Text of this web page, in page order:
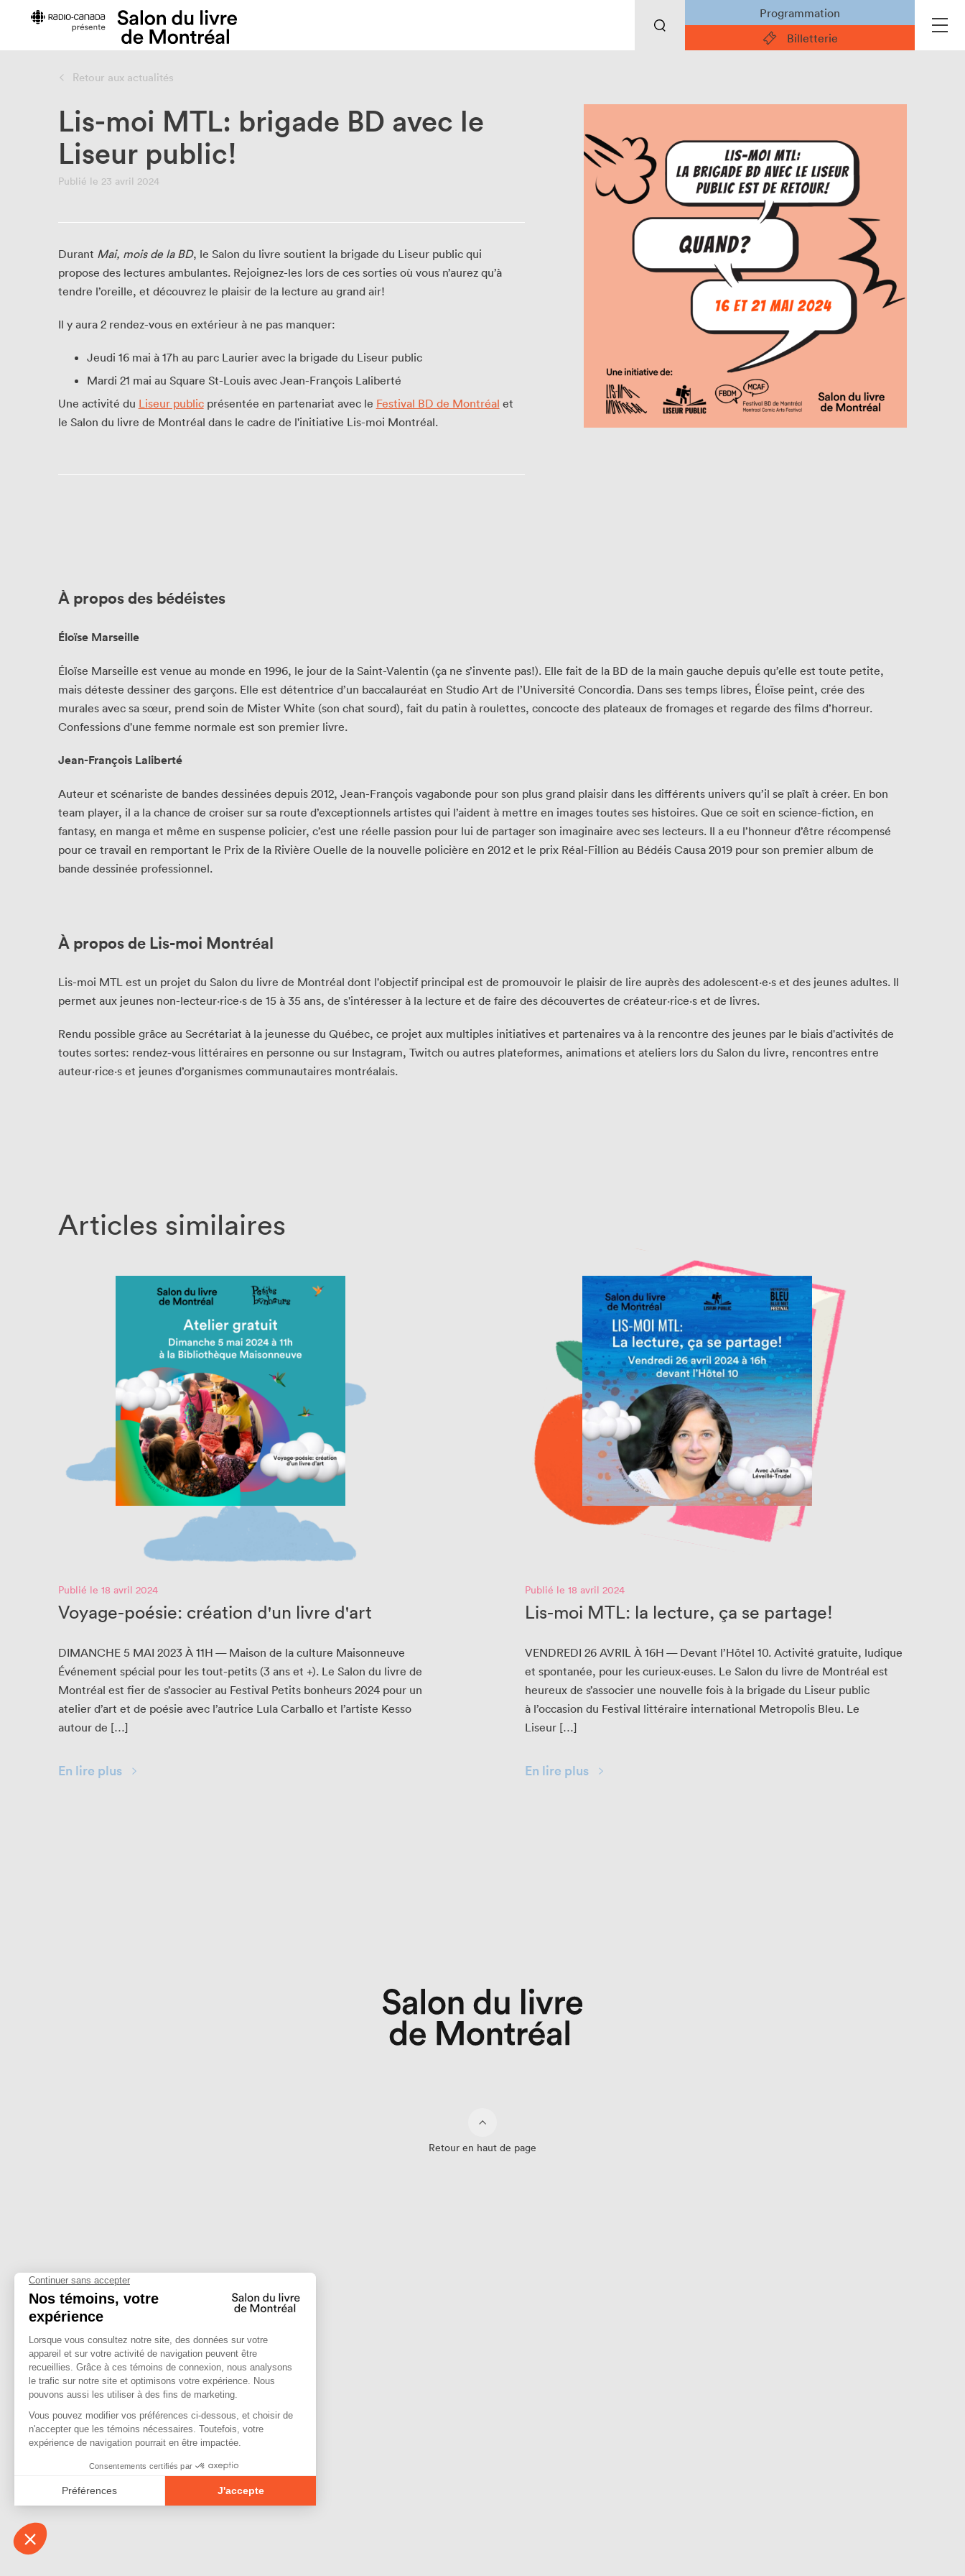
Billetterie
Programmation
À propos
Historique
Corporation
Retour en chiffres
Politique de prévention du
harcèlement
Prix Fleury-Mesplet
Le Salon dans tes oreilles
Les résidences du Salon
SLM PRO, volet professionnel
Merci à nos partenaires!
Devenir partenaire
Emplois
Espace des bénévoles
Espace des enseignant·e·s
Espace des exposant·e·s
Espace des professionnel·le·s
Médias
Projets partenaires 2024
Projets partenaires 2025
Que cherchez-vous?
Fermer
Retour aux actualités
Lis-moi MTL: brigade BD avec le
Liseur public!
Publié le 23 avril 2024
Durant Mai, mois de la BD, le Salon du livre soutient la brigade du Liseur public qui
propose des lectures ambulantes. Rejoignez-les lors de ces sorties où vous n’aurez qu’à
tendre l’oreille, et découvrez le plaisir de la lecture au grand air!
Il y aura 2 rendez-vous en extérieur à ne pas manquer:
Jeudi 16 mai à 17h au parc Laurier avec la brigade du Liseur public
Mardi 21 mai au Square St-Louis avec Jean-François Laliberté
Une activité du Liseur publicprésentée en partenariat avec le Festival BD de Montréal et
le Salon du livre de Montréal dans le cadre de l'initiative Lis-moi Montréal.
À propos des bédéistes
Éloïse Marseille
Éloïse Marseille est venue au monde en 1996, le jour de la Saint-Valentin (ça ne s’invente pas!). Elle fait de la BD de la main gauche depuis qu’elle est toute petite,
mais déteste dessiner des garçons. Elle est détentrice d’un baccalauréat en Studio Art de l’Université Concordia. Dans ses temps libres, Éloïse peint, crée des
murales avec sa sœur, prend soin de Mister White (son chat sourd), fait du patin à roulettes, concocte des plateaux de fromages et regarde des films d’horreur.
Confessions d'une femme normale est son premier livre.
Jean-François Laliberté
Auteur et scénariste de bandes dessinées depuis 2012, Jean-François vagabonde pour son plus grand plaisir dans les différents univers qu’il se plaît à créer. En bon
team player, il a la chance de croiser sur sa route d’exceptionnels artistes qui l’aident à mettre en images toutes ses histoires. Que ce soit en science-fiction, en
fantasy, en manga et même en suspense policier, c’est une réelle passion pour lui de partager son imaginaire avec ses lecteurs. Il a eu l’honneur d’être récompensé
pour ce travail en remportant le Prix de la Rivière Ouelle de la nouvelle policière en 2012 et le prix Réal-Fillion au Bédéis Causa 2019 pour son premier album de
bande dessinée professionnel.
À propos de Lis-moi Montréal
Lis-moi MTL est un projet du Salon du livre de Montréal dont l'objectif principal est de promouvoir le plaisir de lire auprès des adolescent·e·s et des jeunes adultes. Il
permet aux jeunes non-lecteur·rice·s de 15 à 35 ans, de s'intéresser à la lecture et de faire des découvertes de créateur·rice·s et de livres.
Rendu possible grâce au Secrétariat à la jeunesse du Québec, ce projet aux multiples initiatives et partenaires va à la rencontre des jeunes par le biais d'activités de
toutes sortes: rendez-vous littéraires en personne ou sur Instagram, Twitch ou autres plateformes, animations et ateliers lors du Salon du livre, rencontres entre
auteur·rice·s et jeunes d’organismes communautaires montréalais.
Articles similaires
Publié le 18 avril 2024
Voyage-poésie: création d'un livre d'art
DIMANCHE 5 MAI 2023À 11H — Mai­son de la cul­ture Maison­neuve
Événe­ment spé­cial pour les tout-petits (3ans et +). Le Salon du livre de
Mon­tréal est fier de s’as­soci­er au Fes­ti­val Petits bon­heurs 2024pour un
ate­lier d’art et de poésie avec l’autrice Lula Car­ballo et l’artiste Kesso
autour de […]
En lire plus
Publié le 18 avril 2024
Lis-moi MTL: la lecture, ça se partage!
VEN­DRE­DI 26 AVRIL À16H — Devant l’Hô­tel10. Activ­ité gra­tu­ite, ludique
et spon­tanée, pour les curieux·euses. Le Salon du livre de Mon­tréal est
heureux de s’as­soci­er une nou­velle fois à la brigade du Liseur pub­lic
à l’occasion du Fes­ti­val lit­téraire inter­na­tion­al Metrop­o­lis Bleu. Le
Liseur […]
En lire plus
Retour en haut de page